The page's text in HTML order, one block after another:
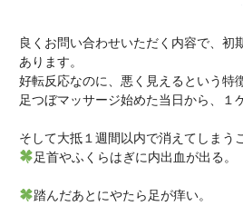
良くお問い合わせいただく内容で、初
あります。
好転反応なのに、悪く見えるという特
足つぼマッサージ始めた当日から、１
そして大抵１週間以内で消えてしまう
足首やふくらはぎに内出血が出る。
踏んだあとにやたら足が痒い。